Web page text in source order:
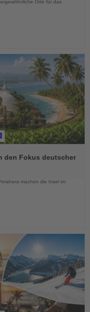
Orte für das
den Fokus deutscher
machen die Insel im